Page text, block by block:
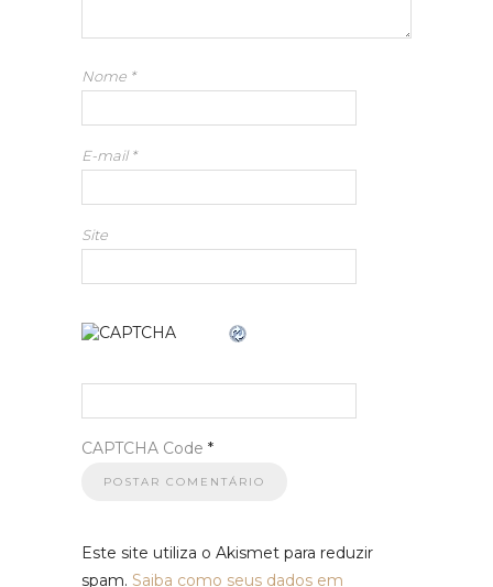
Nome *
E-mail*
Site
CAPTCHA Code *
Este site utiliza o Akismet para reduzir
spam. Saiba como seus dados em